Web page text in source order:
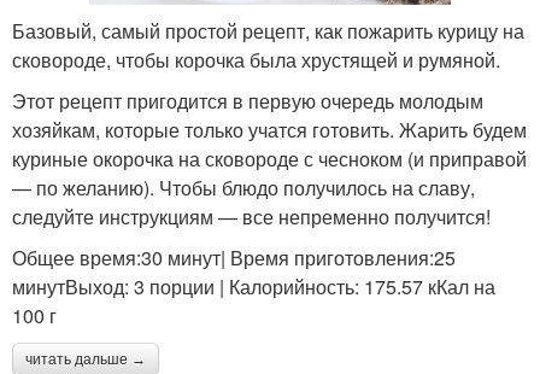
Базовый, самый простой рецепт, как пожарить курицу на
сковороде, чтобы корочка была хрустящей и румяной.
Этот рецепт пригодится в первую очередь молодым
хозяйкам, которые только учатся готовить. Жарить будем
куриные окорочка на сковороде с чесноком (и приправой
— по желанию). Чтобы блюдо получилось на славу,
следуйте инструкциям — все непременно получится!
Общее время:30 минут| Время приготовления:25
минутВыход: 3 порции | Калорийность: 175.57 кКал на
100 г
читать дальше →